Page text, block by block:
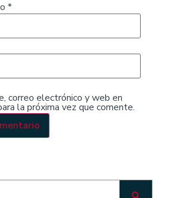
*
correo electrónico y web en
la próxima vez que comente.